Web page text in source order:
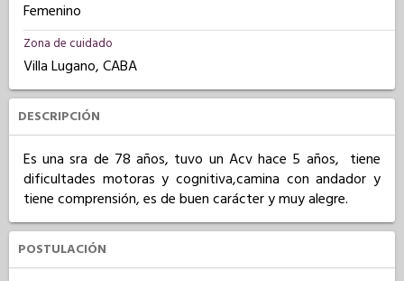
Femenino
Zona de cuidado
Villa Lugano, CABA
DESCRIPCIÓN
Es una sra de 78 años, tuvo un Acv hace 5 años,  tiene
dificultades motoras y cognitiva,camina con andador y
tiene comprensión, es de buen carácter y muy alegre.
POSTULACIÓN